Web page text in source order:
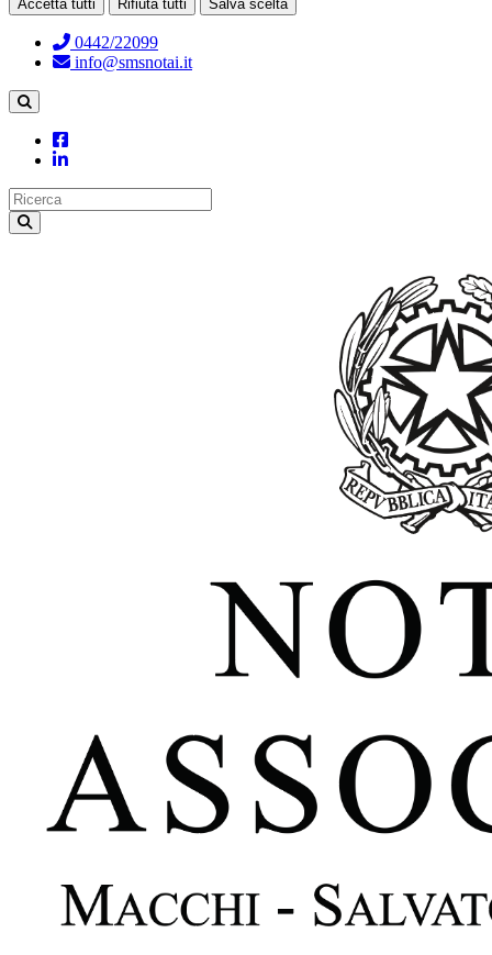
Accetta tutti Rifiuta tutti Salva scelta
0442/22099
info@smsnotai.it